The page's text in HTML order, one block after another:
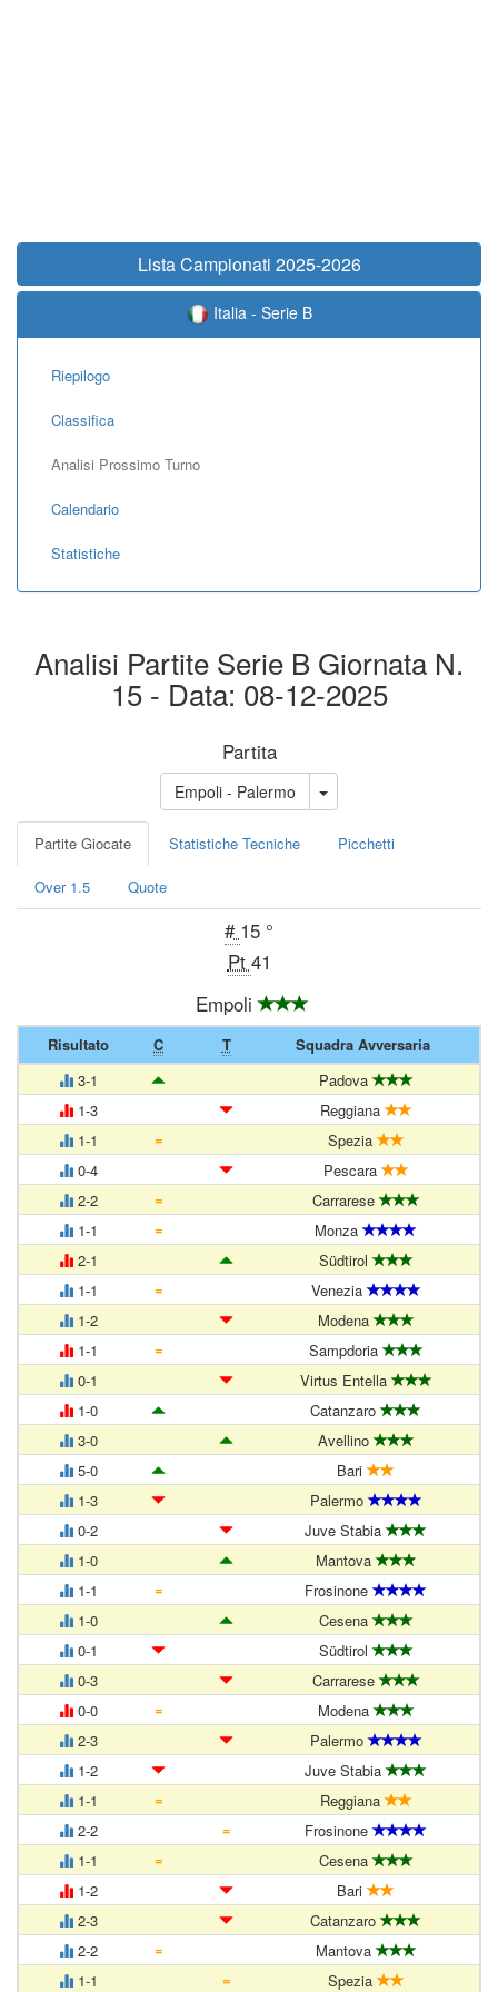
Lista Campionati 2025-2026
Italia - Serie B
Riepilogo
Classifica
Analisi Prossimo Turno
Calendario
Statistiche
Analisi Partite Serie B Giornata N.
15 - Data: 08-12-2025
Partita
Empoli - Palermo
Partite Giocate Statistiche Tecniche Picchetti
Over 1.5 Quote
# 15 °
Pt 41
Empoli
Risultato C T
Squadra Avversaria
3-1
Padova
1-3
Reggiana
1-1
=
Spezia
0-4
Pescara
2-2
=
Carrarese
1-1
=
Monza
2-1
Südtirol
1-1
=
Venezia
1-2
Modena
1-1
=
Sampdoria
0-1
Virtus Entella
1-0
Catanzaro
3-0
Avellino
5-0
Bari
1-3
Palermo
0-2
Juve Stabia
1-0
Mantova
1-1
=
Frosinone
1-0
Cesena
0-1
Südtirol
0-3
Carrarese
0-0
=
Modena
2-3
Palermo
1-2
Juve Stabia
1-1
=
Reggiana
2-2
=
Frosinone
1-1
=
Cesena
1-2
Bari
2-3
Catanzaro
2-2
=
Mantova
1-1
= Spezia